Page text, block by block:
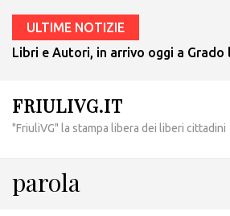
ULTIME NOTIZIE
Libri e Autori, in arrivo oggi a
FRIULIVG.IT
"FriuliVG" la stampa libera dei liberi cittadini
parola